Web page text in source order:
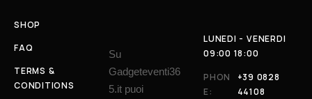
SHOP
FAQ
TERMS &
CONDITIONS
Su
Gadgeteventi36
5.it puoi
LUNEDI - VENERDI
09:00 18:00
PHON
E:
+39 0828
44108